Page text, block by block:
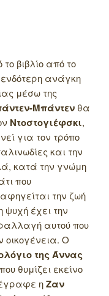
βιβλίο από το
ανάγκη
μέσω της
Μπάντεν θα
Ντοστογιέφσκι,
για τον τρόπο
και την
κατά την γνώμη
που
την ζωή
ψυχή έχει την
αυτού που
οικογένεια. Ο
της Άννας
θυμίζει εκείνο
ηΖαν